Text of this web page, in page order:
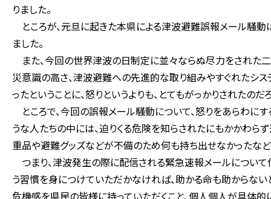
りました。
ところが、元旦に起きた本県による津波避難誤報メール騒動
ました。
また、今回の世界津波の日制定に並々ならぬ尽力をされた
災意識の高さ、津波避難への先進的な取り組みやすぐれたシ
ったということに、怒りというよりも、とてもがっかりされたのだ
ところで、今回の誤報メール騒動について、怒りをあらわに
うな人たちの中には、迫りくる危険を知らされたにもかかわら
重品や避難グッズなどが不備のため何も持ち出せなかったな
つまり、津波発生の際に配信される緊急速報メールについ
う習慣を身につけていただかなければ、助かる命も助からな
危機感を県民の皆様に持っていただくこと、個人個人が具体